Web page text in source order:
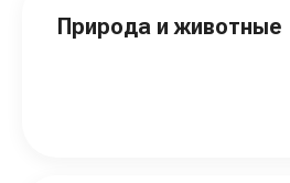
Природа и животные